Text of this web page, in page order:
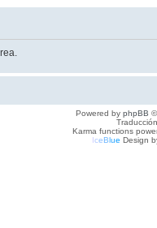
Powered by phpBB
Karma functions
IceBlue Design